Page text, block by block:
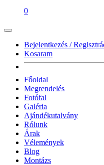
0
Bejelentkezés /
Kosaram
Főoldal
Megrendelés
Fotófal
Galéria
Ajándékutalvány
Rólunk
Árak
Vélemények
Blog
Montázs